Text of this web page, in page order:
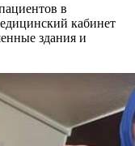
в
кабинет
здания и